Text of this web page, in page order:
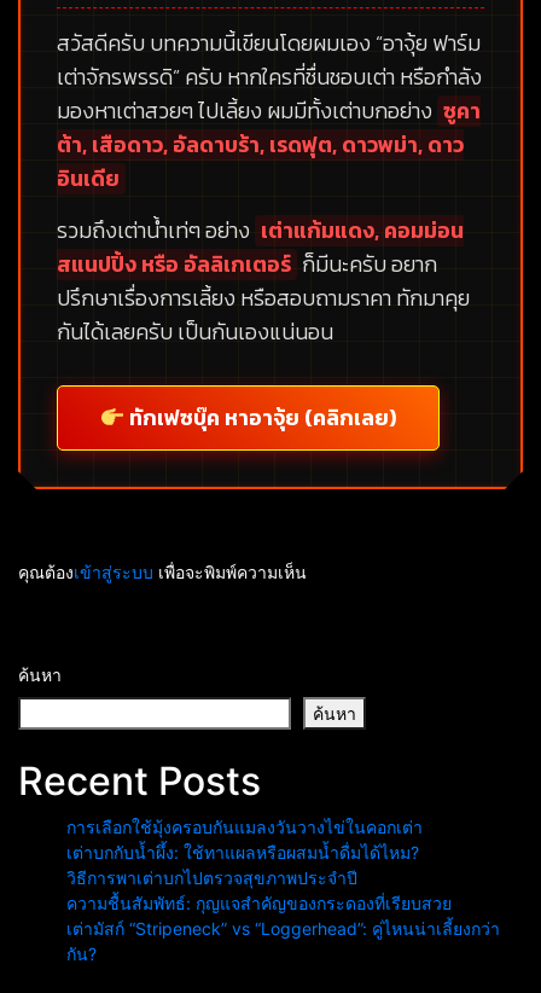
สวัสดีครับ บทความนี้เขียนโดยผมเอง “อาจุ้ย ฟาร์ม
เต่าจักรพรรดิ”ครับ หากใครที่ชื่นชอบเต่า หรือกำลัง
มองหาเต่าสวยๆ ไปเลี้ยง ผมมีทั้งเต่าบกอย่าง ซูคา
ต้า, เสือดาว, อัลดาบร้า, เรดฟุต, ดาวพม่า, ดาว
อินเดีย
รวมถึงเต่าน้ำเท่ๆ อย่าง เต่าแก้มแดง, คอมม่อน
สแนปปิ้ง หรือ อัลลิเกเตอร์ ก็มีนะครับ อยาก
ปรึกษาเรื่องการเลี้ยง หรือสอบถามราคา ทักมาคุย
กันได้เลยครับ เป็นกันเองแน่นอน
ทักเฟซบุ๊ค หาอาจุ้ย (คลิกเลย)
คุณต้องเข้าสู่ระบบ เพื่อจะพิมพ์ความเห็น
ค้นหา
ค้นหา
Recent Posts
การเลือกใช้มุ้งครอบกันแมลงวันวางไข่ในคอกเต่า
เต่าบกกับน้ำผึ้ง: ใช้ทาแผลหรือผสมน้ำดื่มได้ไหม?
วิธีการพาเต่าบกไปตรวจสุขภาพประจำปี
ความชื้นสัมพัทธ์: กุญแจสำคัญของกระดองที่เรียบสวย
เต่ามัสก์ “Stripeneck” vs “Loggerhead”: คู่ไหนน่าเลี้ยงกว่า
กัน?